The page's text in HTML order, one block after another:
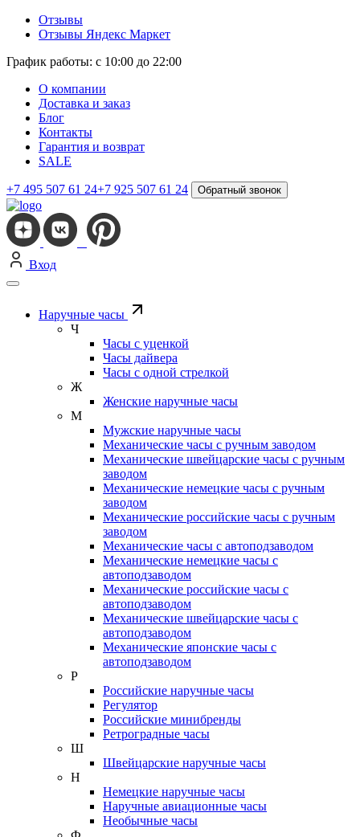
Отзывы
Отзывы Яндекс Маркет
График работы: с 10:00 до 22:00
О компании
Доставка и заказ
Блог
Контакты
Гарантия и возврат
SALE
+7 495 507 61 24+7 925 507 61 24 Обратный звонок
Вход
Наручные часы
Ч
Часы с уценкой
Часы дайвера
Часы с одной стрелкой
Ж
Женские наручные часы
М
Мужские наручные часы
Механические часы с ручным заводом
Механические швейцарские часы с ручным
заводом
Механические немецкие часы с ручным
заводом
Механические российские часы с ручным
заводом
Механические часы с автоподзаводом
Механические немецкие часы с
автоподзаводом
Механические российские часы с
автоподзаводом
Механические швейцарские часы с
автоподзаводом
Механические японские часы с
автоподзаводом
Р
Российские наручные часы
Регулятор
Российские минибренды
Ретроградные часы
Ш
Швейцарские наручные часы
Н
Немецкие наручные часы
Наручные авиационные часы
Необычные часы